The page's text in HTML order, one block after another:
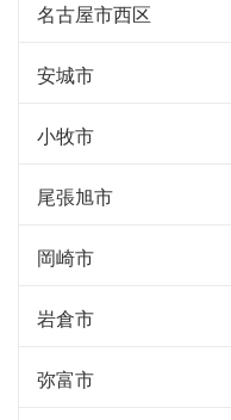
名古屋市西区
安城市
小牧市
尾張旭市
岡崎市
岩倉市
弥富市